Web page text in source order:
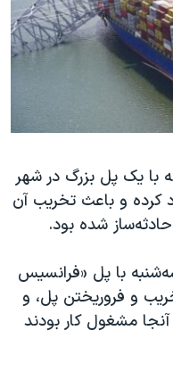
با یک پل بزرگ در شهر
کرده و باعث تخریب آن
شده بود.
با پل «فرانسیس
و فروریختن پل، و
مشغول کار بودند